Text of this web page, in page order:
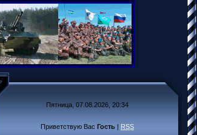
Пятница, 07.08.2026, 20:34
Приветствую Вас Гость | RSS